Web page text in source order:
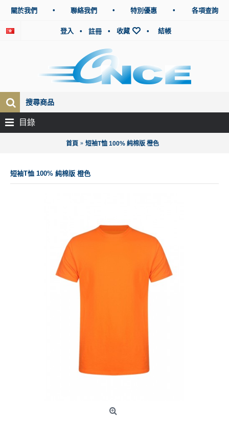
關於我們 • 聯絡我們 • 特別優惠 • 各項查詢
登入 • 註冊 • 收藏 • 結帳
目錄
首頁 短袖T恤 100% 純棉版 橙色
短袖T恤 100% 純棉版 橙色